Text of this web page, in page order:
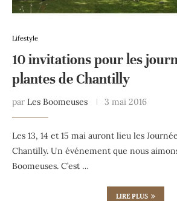
Lifestyle
10 invitations pour les
plantes de Chantilly
par Les Boomeuses 3 mai 2016
Les 13, 14 et 15 mai auront lieu les
Chantilly. Un événement que nous
Boomeuses. C’est …
LIRE PLUS